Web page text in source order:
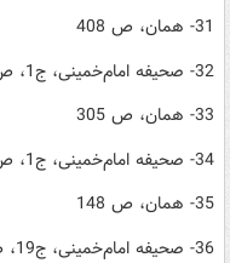
31- همان، ص 408
32- صحیفه‌ امام‌خمینی، ج1، ص 149
33- همان، ص 305
34- صحیفه‌ امام‌خمینی، ج1، ص 82
35- همان، ص 148
36- صحیفه‌ امام‌خمینی، ج19، ص 185